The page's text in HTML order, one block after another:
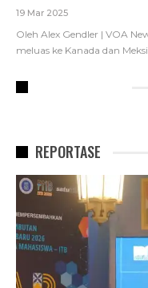
19 Mar 2025
Oleh Alex Gendler | VOA
meluas ke Kanada dan
REPORTASE